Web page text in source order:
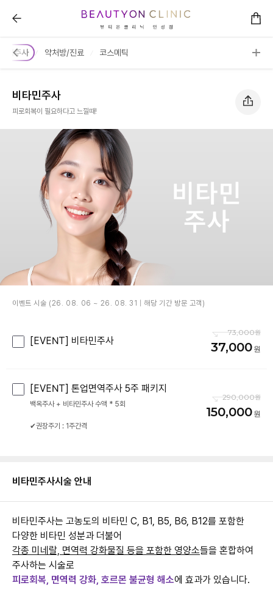
비타민주사 :: 뷰티온의원 안성점
액주사 약처방/진료 코스메틱
비타민주사
피로회복이 필요하다고 느낄때!
비타민주사시술 안내
비타민주사는 고농도의 비타민 C, B1, B5, B6, B12를 포함한
다양한 비타민 성분과 더불어
각종 미네랄, 면역력 강화물질 등을 포함한 영양소들을 혼합하여
주사하는 시술로
피로회복, 면역력 강화, 호르몬 불균형 해소에 효과가 있습니다.
이벤트 시술 (26. 08. 06 ~ 26. 08. 31 | 해당 기간 방문 고객)
[EVENT] 비타민주사
73,000
37,000
[EVENT] 톤업면역주사 5주 패키지
백옥주사 + 비타민주사 수액 * 5회
✔권장주기 : 1주간격
290,000
150,000